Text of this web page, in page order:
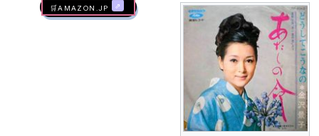
🛒AMAZON.jp